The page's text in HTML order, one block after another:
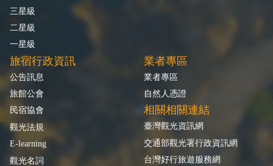
三星級
二星級
一星級
旅宿行政資訊
公告訊息
旅館公會
民宿協會
觀光法規
E-learning
觀光名詞
業者專區
業者專區
自然人憑證
相關相關連結
臺灣觀光資訊網
交通部觀光署行政資訊網
台灣好行旅遊服務網